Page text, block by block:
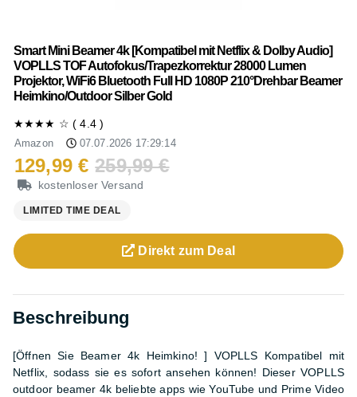
Smart Mini Beamer 4k [Kompatibel mit Netflix & Dolby Audio]
VOPLLS TOF Autofokus/Trapezkorrektur 28000 Lumen
Projektor, WiFi6 Bluetooth Full HD 1080P 210°Drehbar Beamer
Heimkino/Outdoor Silber Gold
★★★★ ☆ (4.4)
Amazon 07.07.2026 17:29:14
129,99 € 259,99 €
kostenloser Versand
LIMITED TIME DEAL
Direkt zum Deal
Beschreibung
[Öffnen Sie Beamer 4k Heimkino! ] VOPLLS Kompatibel mit
Netflix, sodass sie es sofort ansehen können! Dieser VOPLLS
outdoor beamer 4k beliebte apps wie YouTube und Prime Video